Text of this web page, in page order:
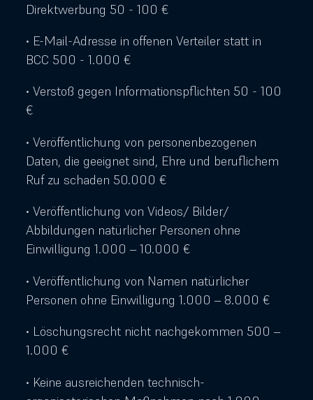
Direktwerbung 50 - 100 €
• E-Mail-Adresse in offenen Verteiler statt in
BCC 500 - 1.000 €
• Verstoß gegen Informationspflichten 50 - 100
€
• Veröffentlichung von personenbezogenen
Daten, die geeignet sind, Ehre und beruflichem
Ruf zu schaden 50.000 €
• Veröffentlichung von Videos/ Bilder/
Abbildungen natürlicher Personen ohne
Einwilligung 1.000 – 10.000 €
• Veröffentlichung von Namen natürlicher
Personen ohne Einwilligung 1.000 – 8.000 €
• Löschungsrecht nicht nachgekommen 500 –
1.000 €
• Keine ausreichenden technisch-